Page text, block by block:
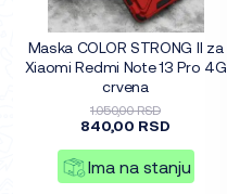
Maska COLOR STRONG II za
Xiaomi Redmi Note 13 Pro 4G
crvena
1.050,00 RSD
840,00 RSD
Ima na stanju